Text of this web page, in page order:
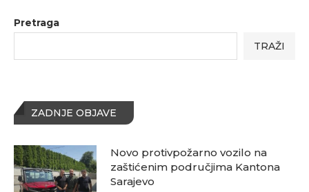
Pretraga
TRAŽI
ZADNJE OBJAVE
Novo protivpožarno vozilo na
zaštićenim područjima Kantona
Sarajevo